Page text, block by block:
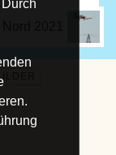
2021